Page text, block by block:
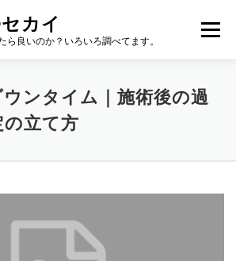
カイ
良いのか？いろいろ調べてます。
メニュー
ンタイム｜施術後の過
立て方